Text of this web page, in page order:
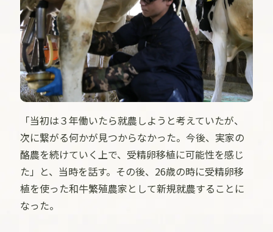
「当初は３年働いたら就農しようと考えていたが、
次に繋がる何かが見つからなかった。今後、実家の
酪農を続けていく上で、受精卵移植に可能性を感じ
た」と、当時を話す。その後、26歳の時に受精卵移
植を使った和牛繁殖農家として新規就農することに
なった。